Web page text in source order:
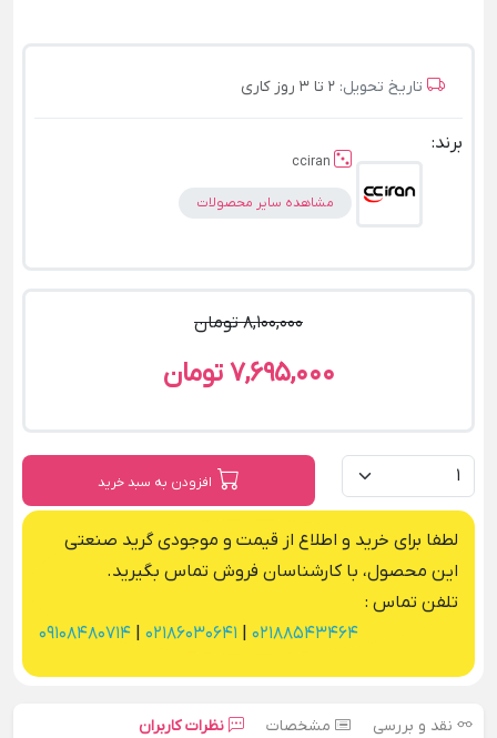
تاریخ تحویل: 2 تا 3 روز کاری
برند:
cciran
مشاهده سایر محصولات
8,100,000 تومان
7,695,000 تومان
افزودن به سبد خرید
لطفا برای خرید و اطلاع از قیمت و موجودی گرید صنعتی
این محصول، با کارشناسان فروش تماس بگیرید.
تلفن تماس :
02188543464
02186030641
09108480714
نقد و بررسی مشخصات نظرات کاربران